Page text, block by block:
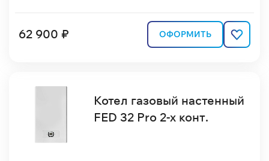
62 900 ₽ ОФОРМИТЬ
Котел газовый настенный
FED 32 Pro 2-х конт.